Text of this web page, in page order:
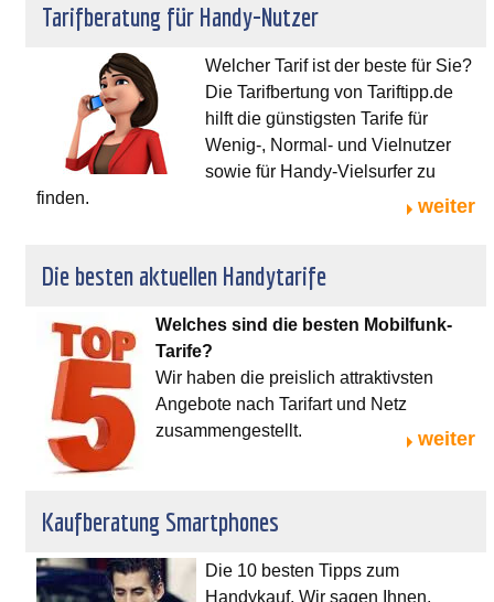
Tarifberatung für Handy-Nutzer
Welcher Tarif ist der beste für Sie?
Die Tarifbertung von Tariftipp.de
hilft die günstigsten Tarife für
Wenig-, Normal- und Vielnutzer
sowie für Handy-Vielsurfer zu
finden.
weiter
Die besten aktuellen Handytarife
Welches sind die besten Mobilfunk-
Tarife?
Wir haben die preislich attraktivsten
Angebote nach Tarifart und Netz
zusammengestellt.
weiter
Kaufberatung Smartphones
Die 10 besten Tipps zum
Handykauf. Wir sagen Ihnen,